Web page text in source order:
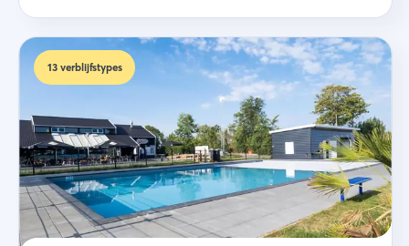
13 verblijfstypes